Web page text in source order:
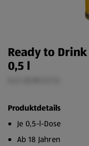
Ready to
0,5 l
Produktdetails
Je 0,5-l-Dose
Ab 18 Jahren